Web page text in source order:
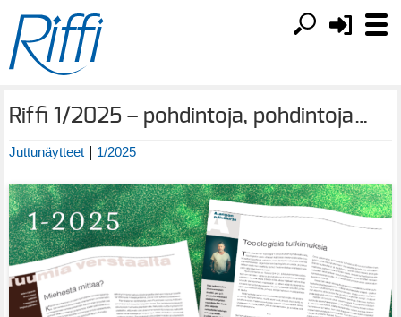
Riffi 1/2025 – pohdintoja, pohdintoja…
Juttunäytteet | 1/2025